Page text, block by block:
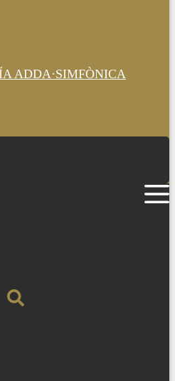
ADDA·SIMFÒNICA